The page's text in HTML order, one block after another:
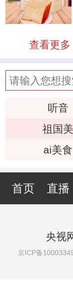
查看更多
听音
祖国美
ai美食
首页 直播
央视
京ICP备